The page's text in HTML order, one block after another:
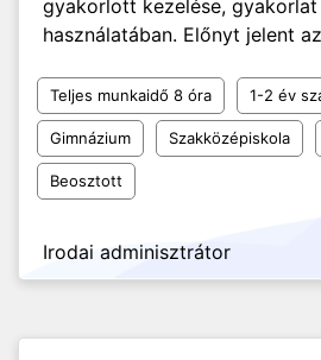
gyakorlott kezelése,
használatában. Előnyt jelent
Teljes munkaidő 8 óra 1-2 év
Gimnázium Szakközépiskola
Beosztott
Irodai adminisztrátor